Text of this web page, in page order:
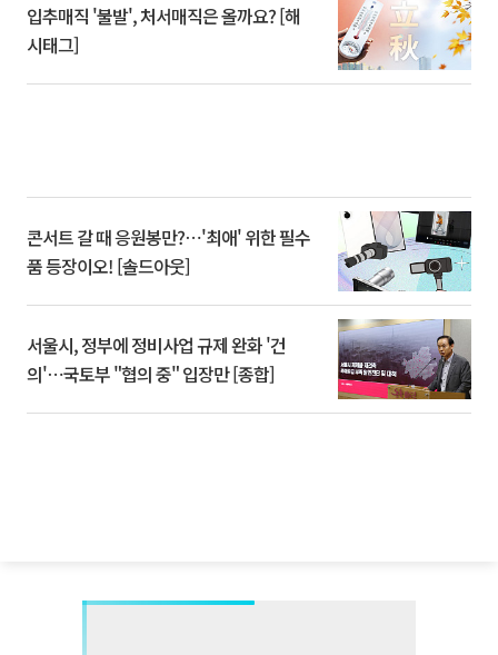
입추매직 '불발', 처서매직은 올까요? [해
시태그]
콘서트 갈 때 응원봉만?⋯'최애' 위한 필수
품 등장이오! [솔드아웃]
서울시, 정부에 정비사업 규제 완화 '건
의'⋯국토부 "협의 중" 입장만 [종합]